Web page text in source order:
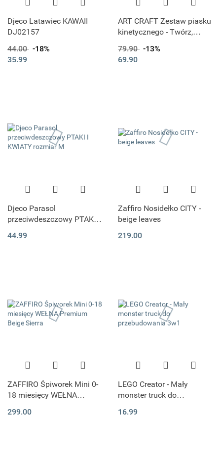
Djeco Latawiec KAWAII
DJ02157
44.00 -18%
35.99
ART CRAFT Zestaw piasku
kinetycznego - Twórz,
79.90 -13%
69.90
Djeco Parasol
przeciwdeszczowy PTAKI I
44.99
Zaffiro Nosidełko CITY -
beige leaves
219.00
ZAFFIRO Śpiworek Mini 0-
18 miesięcy WEŁNA
299.00
LEGO Creator - Mały
monster truck do
16.99